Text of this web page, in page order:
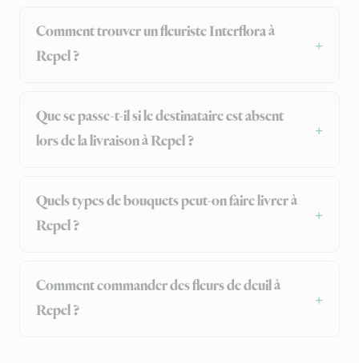
Comment trouver un fleuriste Interflora à
Repel ?
Que se passe-t-il si le destinataire est absent
lors de la livraison à Repel ?
Quels types de bouquets peut-on faire livrer à
Repel ?
Comment commander des fleurs de deuil à
Repel ?